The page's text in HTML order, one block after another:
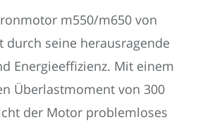
m550/m650 von
durch seine herausragende
Energieeffizienz. Mit einem
Überlastmoment von 300
der Motor problemloses